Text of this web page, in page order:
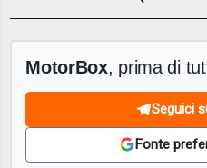
MotorBox, prima di
Seguici
Fonte